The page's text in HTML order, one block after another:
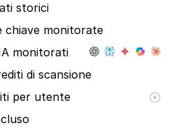
storici
chiave monitorate
monitorati
di scansione
per utente